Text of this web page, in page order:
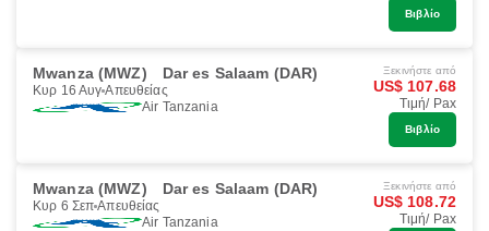
Βιβλίο
Mwanza (MWZ) Dar es Salaam (DAR)
Κυρ 16 Αυγ Απευθείας
Air Tanzania
Ξεκινήστε από
US$ 107.68
Τιμή/ Pax
Βιβλίο
Mwanza (MWZ) Dar es Salaam (DAR)
Κυρ 6 Σεπ Απευθείας
Air Tanzania
Ξεκινήστε από
US$ 108.72
Τιμή/ Pax